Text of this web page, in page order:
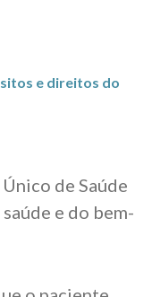
e direitos do
de Saúde
e do bem-